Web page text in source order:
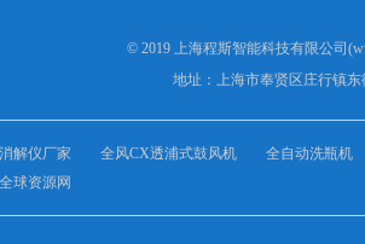
© 2019 上海程斯智能科技有限公司
地址：上海市奉贤区庄行镇
解仪厂家 全风CX透浦式鼓风机
全自动洗瓶机
全球资源网